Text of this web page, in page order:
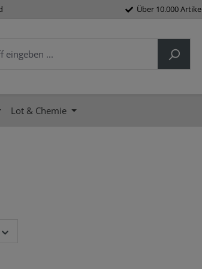
Über 10.000 Artikel
Lot & Chemie